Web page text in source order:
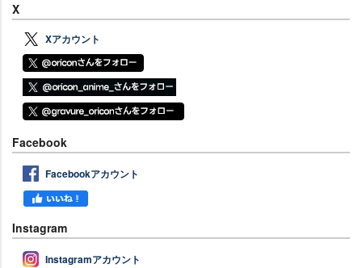
X
Xアカウント
Facebook
Facebookアカウント
Instagram
Instagramアカウント